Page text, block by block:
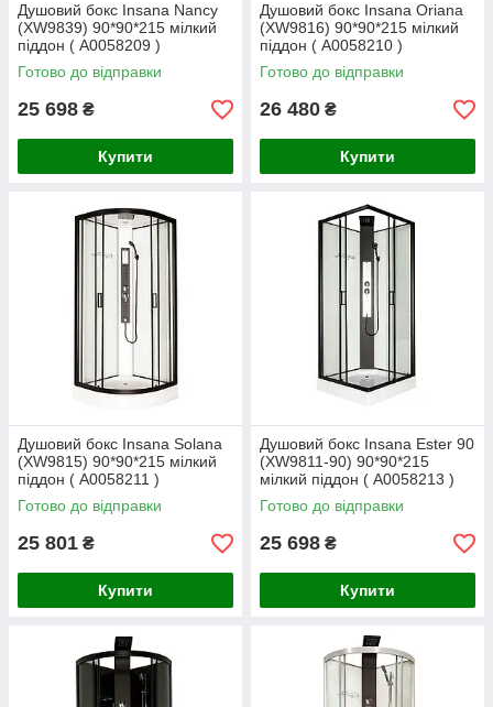
Душовий бокс Insana Nancy
(XW9839) 90*90*215 мілкий
піддон ( А0058209 )
Готово до відправки
25 698 ₴
Купити
Душовий бокс Insana Oriana
(XW9816) 90*90*215 мілкий
піддон ( А0058210 )
Готово до відправки
26 480 ₴
Купити
Душовий бокс Insana Solana
(XW9815) 90*90*215 мілкий
піддон ( А0058211 )
Готово до відправки
25 801 ₴
Купити
Душовий бокс Insana Ester 90
(XW9811-90) 90*90*215
мілкий піддон ( А0058213 )
Готово до відправки
25 698 ₴
Купити